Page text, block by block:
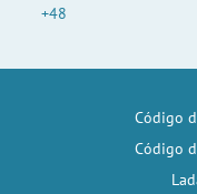
+48
Código
Código